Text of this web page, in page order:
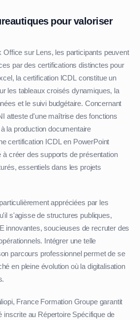
pour valoriser
sur Lens, les participants peuvent
par des certifications distinctes pour
la certification ICDL constitue un
les tableaux croisés dynamiques, la
et le suivi budgétaire. Concernant
atteste d'une maîtrise des fonctions
la production documentaire
certification ICDL en PowerPoint
créer des supports de présentation
essentiels dans les projets
appréciées par les
s'agisse de structures publiques,
innovantes, soucieuses de recruter des
Intégrer une telle
parcours professionnel permet de se
en pleine évolution où la digitalisation
France Formation Groupe garantit
inscrite au Répertoire Spécifique de